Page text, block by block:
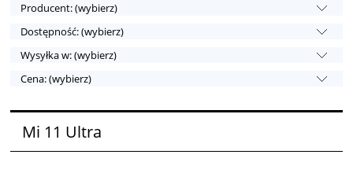
Producent: (wybierz)
Dostępność: (wybierz)
Wysyłka w: (wybierz)
Cena: (wybierz)
Mi 11 Ultra